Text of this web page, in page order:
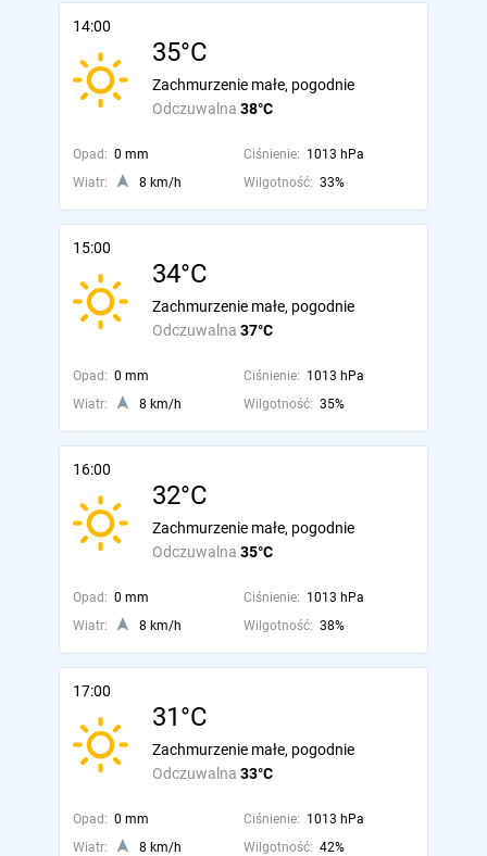
14:00
35°C
Odczuwalna 38°C
Zachmurzenie małe, pogodnie
Opad: 0 mm Ciśnienie: 1013 hPa
Wiatr:
8 km/h Wilgotność: 33%
15:00
34°C
Odczuwalna 37°C
Zachmurzenie małe, pogodnie
Opad: 0 mm Ciśnienie: 1013 hPa
Wiatr:
8 km/h Wilgotność: 35%
16:00
32°C
Odczuwalna 35°C
Zachmurzenie małe, pogodnie
Opad: 0 mm Ciśnienie: 1013 hPa
Wiatr:
8 km/h Wilgotność: 38%
17:00
31°C
Odczuwalna 33°C
Zachmurzenie małe, pogodnie
Opad: 0 mm Ciśnienie: 1013 hPa
Wiatr:
8 km/h Wilgotność: 42%